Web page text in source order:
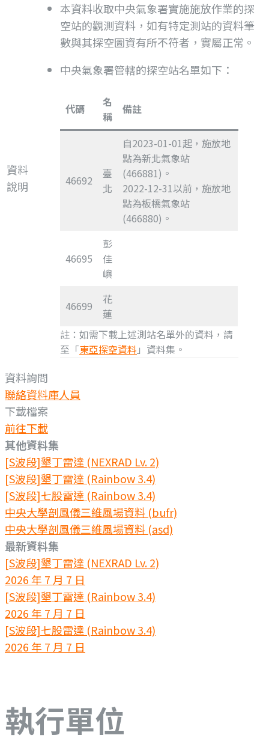
資料
說明
本資料收取中央氣象署實施施放作業的探
空站的觀測資料，如有特定測站的資料筆
數與其探空圖資有所不符者，實屬正常。
中央氣象署管轄的探空站名單如下：
代碼
名
稱
備註
46692
臺
北
自2023-01-01起，施放地
點為新北氣象站
(466881)。
2022-12-31以前，施放地
點為板橋氣象站
(466880)。
46695
彭
佳
嶼
46699
花
蓮
註：如需下載上述測站名單外的資料，請
至「東亞探空資料 」資料集。
資料詢問
聯絡資料庫人員
下載檔案
前往下載
其他資料集
[S波段]墾丁雷達 (NEXRAD Lv. 2)
[S波段]墾丁雷達 (Rainbow 3.4)
[S波段]七股雷達 (Rainbow 3.4)
中央大學剖風儀三維風場資料 (bufr)
中央大學剖風儀三維風場資料 (asd)
最新資料集
[S波段]墾丁雷達 (NEXRAD Lv. 2)
2026 年 7 月 7 日
[S波段]墾丁雷達 (Rainbow 3.4)
2026 年 7 月 7 日
[S波段]七股雷達 (Rainbow 3.4)
2026 年 7 月 7 日
執行單位